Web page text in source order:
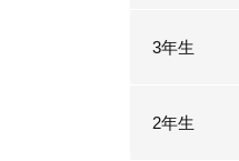
3年生
2年生